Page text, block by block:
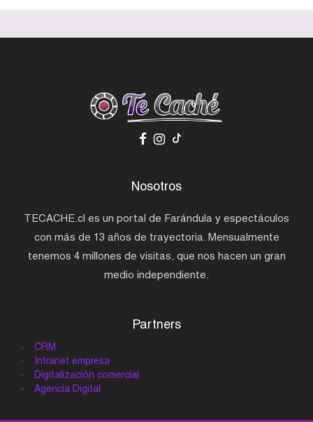
Nosotros
TECACHE.cl es un portal de Farándula y espectáculos
con más de 13 años de trayectoria. Mensualmente
tenemos 4 millones de visitas, que nos hacen un gran
medio independiente.
Partners
CRM
Intranet empresa
Digitalización comercial
Agencia Digital